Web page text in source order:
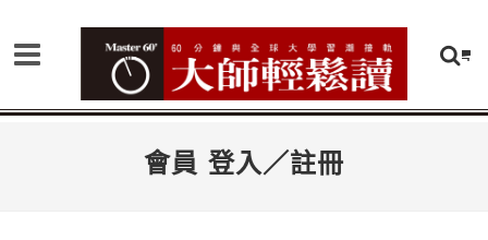
會員 登入／註冊